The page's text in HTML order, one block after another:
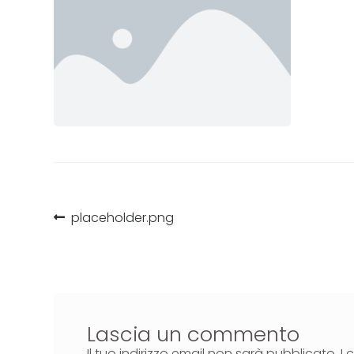
placeholder.png
Lascia un commento